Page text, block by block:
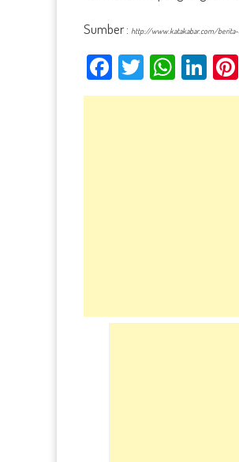
Sumber : http://www.katakabar.com/berita-
Facebook
Twitter